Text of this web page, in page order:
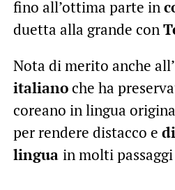
fino all’ottima parte in
duetta alla grande con
Nota di merito anche all’
italianoche ha
coreano in lingua
per rendere distacco e
lingua in molti